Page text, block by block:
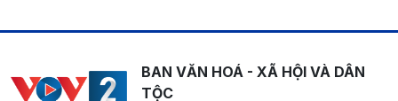
BAN VĂN HOÁ - XÃ HỘI VÀ DÂN
TỘC